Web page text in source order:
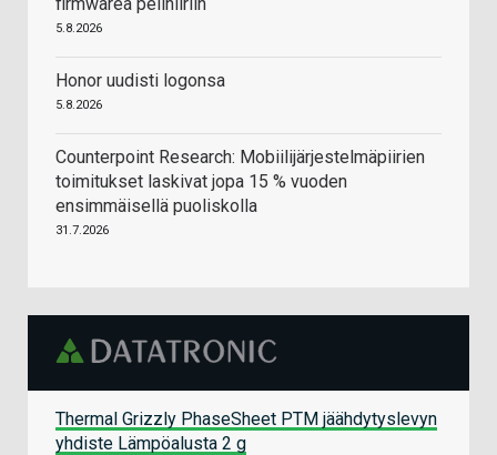
5.8.2026
Honor uudisti logonsa
5.8.2026
Counterpoint Research: Mobiilijärjestelmäpiirien
toimitukset laskivat jopa 15 % vuoden
ensimmäisellä puoliskolla
31.7.2026
Thermal Grizzly PhaseSheet PTM jäähdytyslevyn
yhdiste Lämpöalusta 2 g